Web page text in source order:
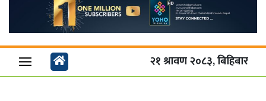
२१ श्रावण २०८३, बिहिबार